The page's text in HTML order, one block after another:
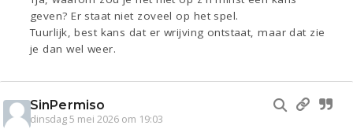
geven? Er staat niet zoveel op het spel.
Tuurlijk, best kans dat er wrijving ontstaat, maar dat zie
je dan wel weer.
SinPermiso
dinsdag 5 mei 2026 om 19:03